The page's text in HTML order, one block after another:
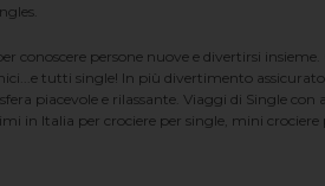
conoscere persone nuove e divertirsi
tutti single! In più divertimento
piacevole e rilassante. Viaggi di Single con
in Italia per crociere per single, mini crociere